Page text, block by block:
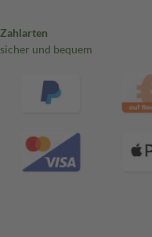
Zahlarten
sicher und bequem